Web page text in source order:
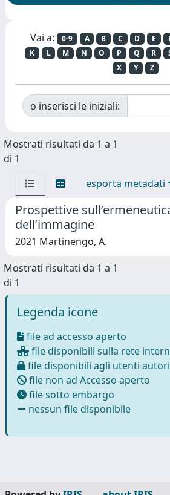
Vai a: 0-9 A B C D E
K
L M N O P Q R
X
Y Z
o inserisci le iniziali:
Mostrati risultati da 1 a 1
di 1
esporta metadati
Prospettive
dell’immagine
2021 Martinengo, A.
Mostrati risultati da 1 a 1
di 1
Legenda icone
file ad accesso aperto
file disponibili sulla rete
file disponibili agli utenti
file non ad Accesso aperto
file sotto embargo
nessun file disponibile